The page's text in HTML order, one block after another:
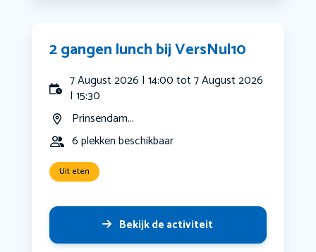
2 gangen lunch bij VersNul10
7 August 2026 | 14:00 tot 7 August 2026
| 15:30
Prinsendam...
6 plekken beschikbaar
Uit eten
Bekijk de activiteit